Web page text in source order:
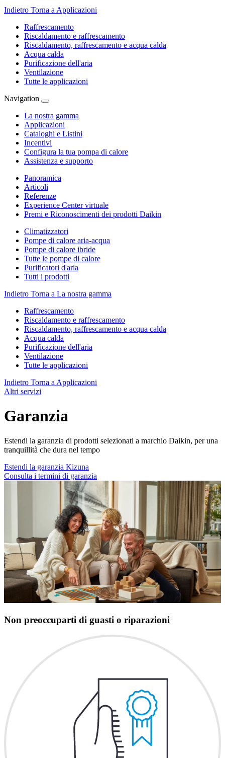
Indietro Torna a Applicazioni
Raffrescamento
Riscaldamento e raffrescamento
Riscaldamento, raffrescamento e acqua calda
Acqua calda
Purificazione dell'aria
Ventilazione
Tutte le applicazioni
Navigation
La nostra gamma
Applicazioni
Cataloghi e Listini
Incentivi
Configura la tua pompa di calore
Assistenza e supporto
Panoramica
Articoli
Referenze
Experience Center virtuale
Premi e Riconoscimenti dei prodotti Daikin
Climatizzatori
Pompe di calore aria-acqua
Pompe di calore ibride
Tutte le pompe di calore
Purificatori d'aria
Tutti i prodotti
Indietro Torna a La nostra gamma
Raffrescamento
Riscaldamento e raffrescamento
Riscaldamento, raffrescamento e acqua calda
Acqua calda
Purificazione dell'aria
Ventilazione
Tutte le applicazioni
Indietro Torna a Applicazioni
Altri servizi
Garanzia
Estendi la garanzia di prodotti selezionati a marchio Daikin, per una
tranquillità che dura nel tempo
Estendi la garanzia Kizuna
Consulta i termini di garanzia
Non preoccuparti di guasti o riparazioni